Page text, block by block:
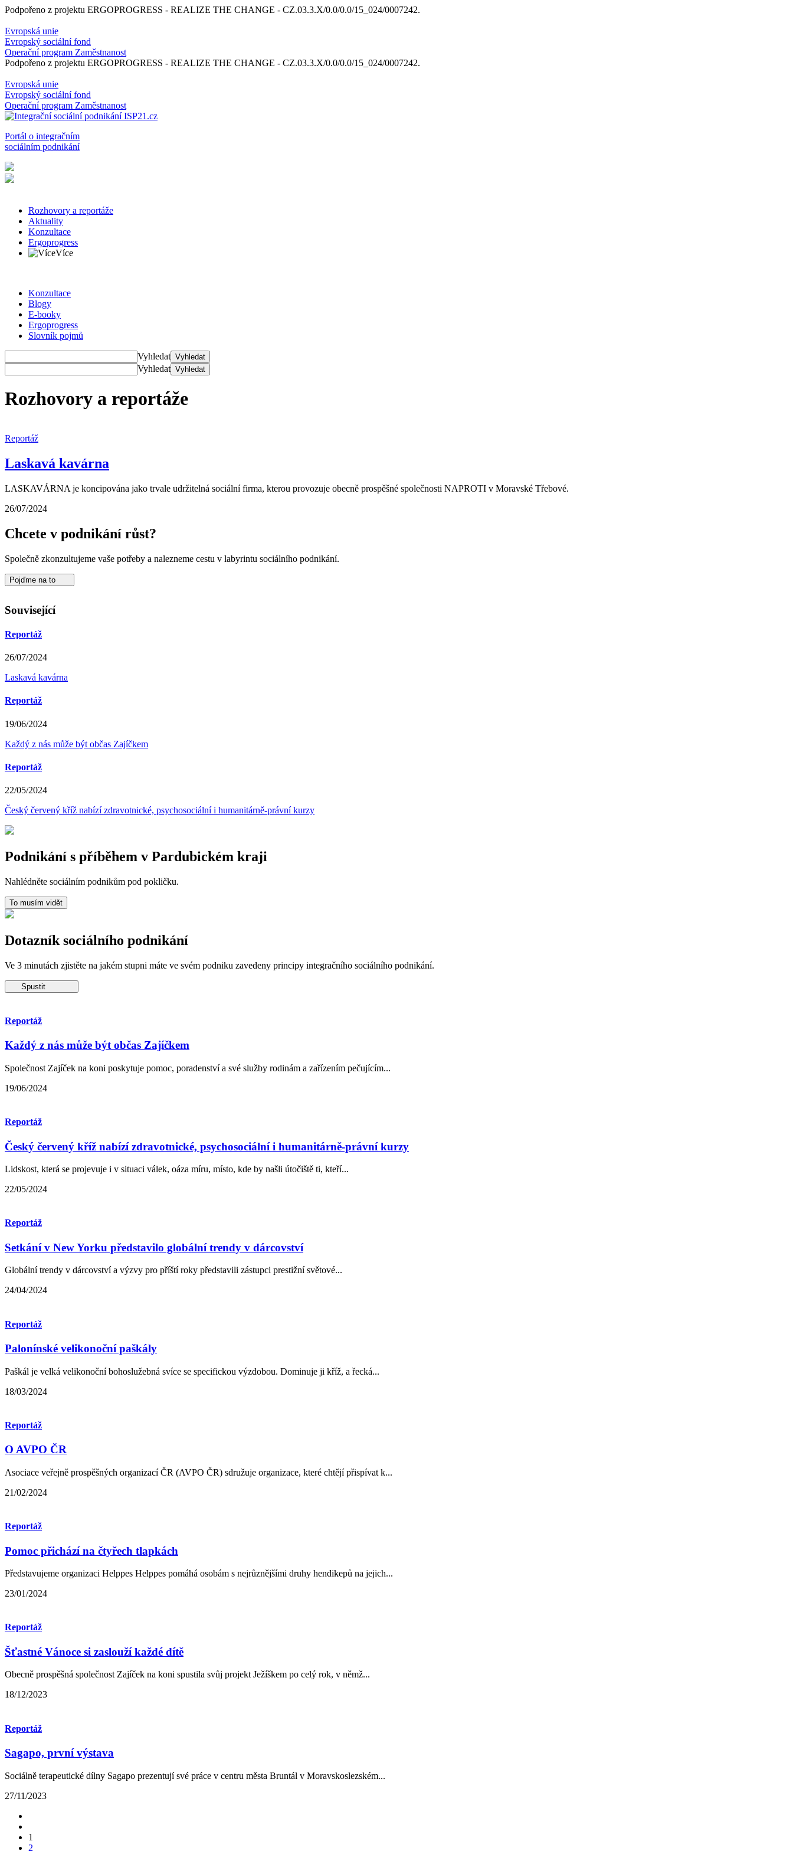
Podpořeno z projektu ERGOPROGRESS - REALIZE THE CHANGE - CZ.03.3.X/0.0/0.0/15_024/0007242.
Evropská unie
Evropský sociální fond
Operační program Zaměstnanost
Podpořeno z projektu ERGOPROGRESS - REALIZE THE CHANGE - CZ.03.3.X/0.0/0.0/15_024/0007242.
Evropská unie
Evropský sociální fond
Operační program Zaměstnanost
Portál o integračním
sociálním podnikání
Rozhovory a reportáže
Aktuality
Konzultace
Ergoprogress
Více
Konzultace
Blogy
E-booky
Ergoprogress
Slovník pojmů
Vyhledat Vyhledat
Vyhledat Vyhledat
Rozhovory a reportáže
Reportáž
Laskavá kavárna
LASKAVÁRNA je koncipována jako trvale udržitelná sociální firma, kterou provozuje obecně prospěšné společnosti NAPROTI v Moravské Třebové.
26/07/2024
Chcete v podnikání růst?
Společně zkonzultujeme vaše potřeby a nalezneme cestu v labyrintu sociálního podnikání.
Pojďme na to
Související
Reportáž
26/07/2024
Laskavá kavárna
Reportáž
19/06/2024
Každý z nás může být občas Zajíčkem
Reportáž
22/05/2024
Český červený kříž nabízí zdravotnické, psychosociální i humanitárně-právní kurzy
Podnikání s příběhem v Pardubickém kraji
Nahlédněte sociálním podnikům pod pokličku.
To musím vidět
Dotazník sociálního podnikání
Ve 3 minutách zjistěte na jakém stupni máte ve svém podniku zavedeny principy integračního sociálního podnikání.
Reportáž
Každý z nás může být občas Zajíčkem
Společnost Zajíček na koni poskytuje pomoc, poradenství a své služby rodinám a zařízením pečujícím...
19/06/2024
Reportáž
Český červený kříž nabízí zdravotnické, psychosociální i humanitárně-právní kurzy
Lidskost, která se projevuje i v situaci válek, oáza míru, místo, kde by našli útočiště ti, kteří...
22/05/2024
Reportáž
Setkání v New Yorku představilo globální trendy v dárcovství
Globální trendy v dárcovství a výzvy pro příští roky představili zástupci prestižní světové...
24/04/2024
Reportáž
Palonínské velikonoční paškály
Paškál je velká velikonoční bohoslužebná svíce se specifickou výzdobou. Dominuje ji kříž, a řecká...
18/03/2024
Reportáž
O AVPO ČR
Asociace veřejně prospěšných organizací ČR (AVPO ČR) sdružuje organizace, které chtějí přispívat k...
21/02/2024
Reportáž
Pomoc přichází na čtyřech tlapkách
Představujeme organizaci Helppes Helppes pomáhá osobám s nejrůznějšími druhy hendikepů na jejich...
23/01/2024
Reportáž
Šťastné Vánoce si zaslouží každé dítě
Obecně prospěšná společnost Zajíček na koni spustila svůj projekt Ježíškem po celý rok, v němž...
18/12/2023
Reportáž
Sagapo, první výstava
Sociálně terapeutické dílny Sagapo prezentují své práce v centru města Bruntál v Moravskoslezském...
27/11/2023
1
2